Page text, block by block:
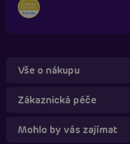
Vše o nákupu
Zákaznická péče
Mohlo by vás zajímat
Táňa - virtuální asistentka